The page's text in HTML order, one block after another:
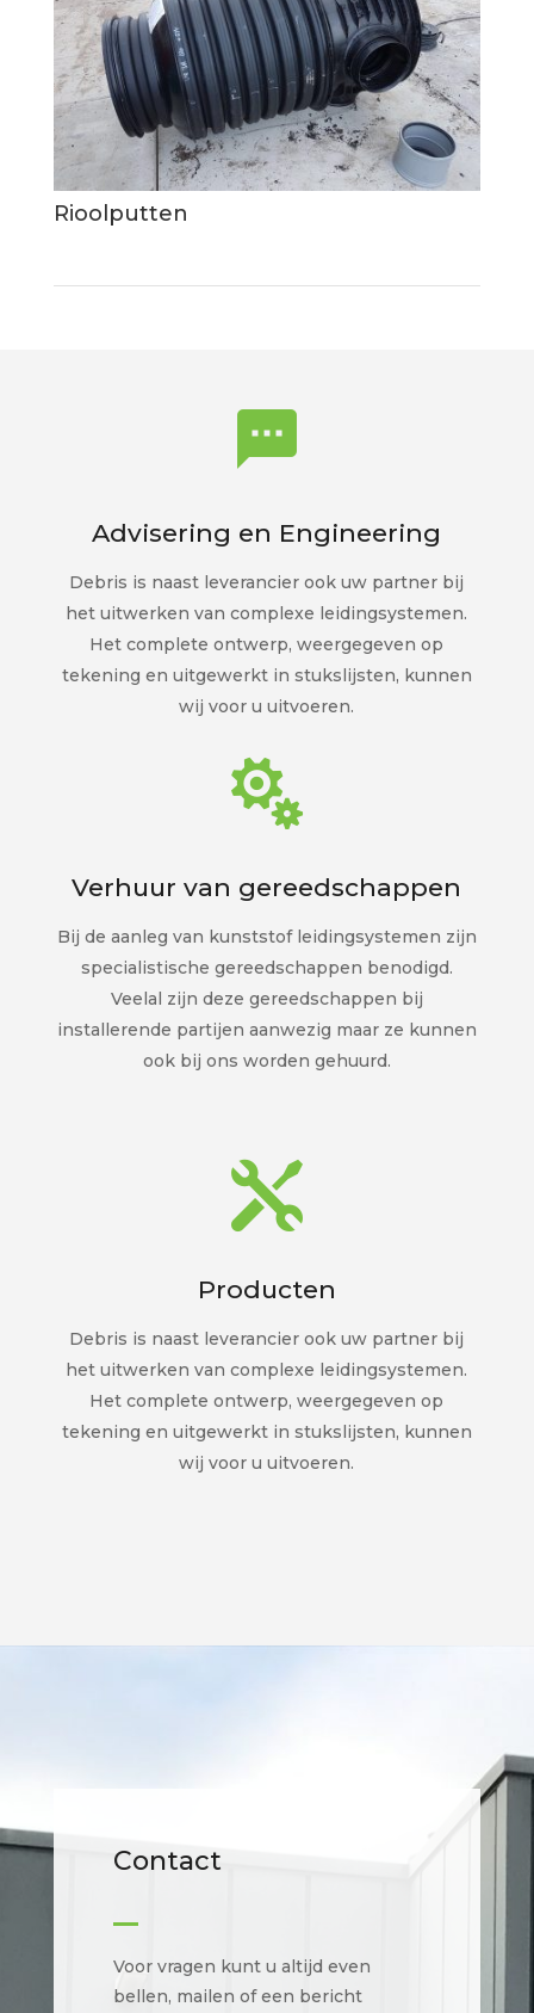
Rioolputten

Advisering en Engineering
Debris is naast leverancier ook uw partner bij
het uitwerken van complexe leidingsystemen.
Het complete ontwerp, weergegeven op
tekening en uitgewerkt in stukslijsten, kunnen
wij voor u uitvoeren.

Verhuur van gereedschappen
Bij de aanleg van kunststof leidingsystemen zijn
specialistische gereedschappen benodigd.
Veelal zijn deze gereedschappen bij
installerende partijen aanwezig maar ze kunnen
ook bij ons worden gehuurd.

Producten
Debris is naast leverancier ook uw partner bij
het uitwerken van complexe leidingsystemen.
Het complete ontwerp, weergegeven op
tekening en uitgewerkt in stukslijsten, kunnen
wij voor u uitvoeren.
Contact
Voor vragen kunt u altijd even
bellen, mailen of een bericht